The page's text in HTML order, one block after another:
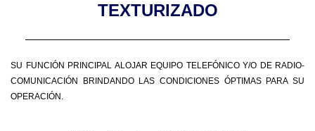
TEXTURIZADO
SU FUNCIÓN PRINCIPAL ALOJAR EQUIPO TELEFÓNICO Y/O DE RADIO-
COMUNICACIÓN BRINDANDO LAS CONDICIONES ÓPTIMAS PARA SU
OPERACIÓN.